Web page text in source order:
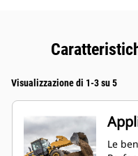
Visualizzazione di 1-3 su 5
Le